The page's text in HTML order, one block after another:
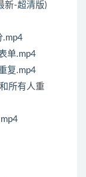
新-超清版)
.mp4
单.mp4
复.mp4
所有人重